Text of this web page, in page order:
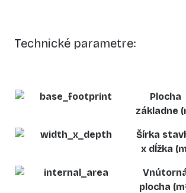
Technické parametre:
Plocha
základne
Šírka
x dĺžka
plocha